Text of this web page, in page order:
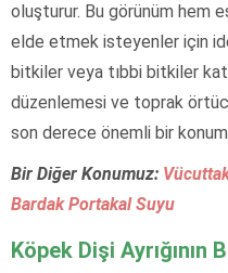
oluşturur. Bu görünüm hem
elde etmek isteyenler için
bitkiler veya tıbbi bitkiler
düzenlemesi ve toprak
son derece önemli bir
Bir Diğer Konumuz:
Bardak Portakal Suyu
Köpek Dişi Ayrığının